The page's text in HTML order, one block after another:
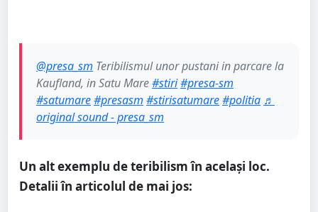
@presa_sm Teribilismul unor pustani in parcare la
Kaufland, in Satu Mare#stiri#presa-sm
#satumare#presasm #stirisatumare#politia ♬
original sound - presa_sm
Un alt exemplu de teribilism în același loc.
Detalii în articolul de mai jos: